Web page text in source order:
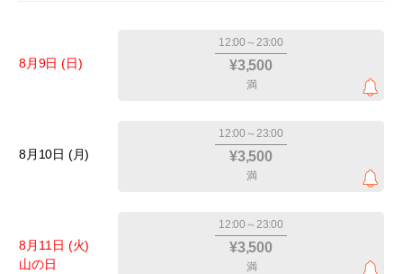
8月9日 (日)
12:00～23:00
¥3,500
満
8月10日 (月)
12:00～23:00
¥3,500
満
8月11日 (火)
山の日
12:00～23:00
¥3,500
満